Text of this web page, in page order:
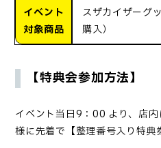
イベント
対象商品
スザカイザーグ
購入）
【特典会参加方法】
イベント当日9：00 より、店
様に先着で【整理番号入り特典